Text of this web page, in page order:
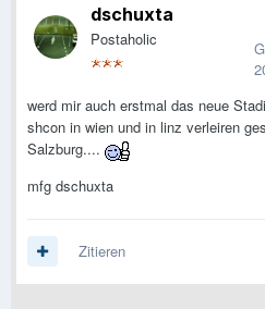
dschuxta
Postaholic
werd mir auch erstmal das neue
shcon in wien und in linz verleiren
Salzburg....
mfg dschuxta
Zitieren